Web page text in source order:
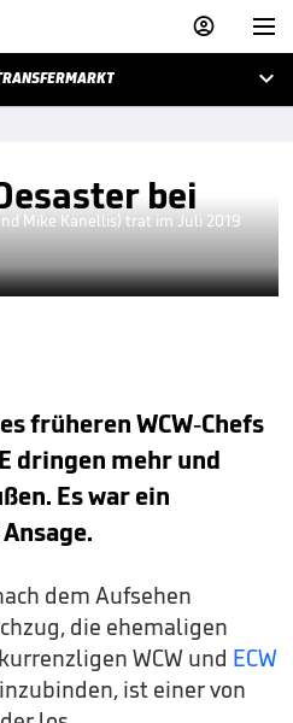



bei
Mike Kanellis) trat im Juli 2019
früheren WCW-Chefs
dringen mehr und
Es war ein
dem Aufsehen
die ehemaligen
WCW und ECW
ist einer von